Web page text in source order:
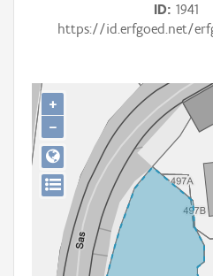
Gebeurtenis
Persoon of collectief
Downloads
Hergebruik
Aanmelden
ID 1941
https://id.erfgoed.net/
+
−